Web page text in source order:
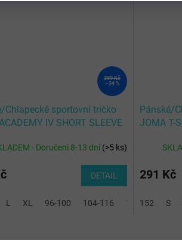
3XL
399 Kč
–34 %
Chlapecké sportovní tričko
IV SHORT SLEEVE
- Doručení 8-13 dní(>5 ks)
DETAIL
L XL 96-100 104-116 128-140
Pánské/
JOMA T-
291 Kč
152 S